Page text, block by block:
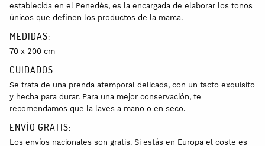
establecida en el Penedés, es la encargada de elaborar los tonos
únicos que definen los productos de la marca.
MEDIDAS:
70 x 200 cm
CUIDADOS:
Se trata de una prenda atemporal delicada, con un tacto exquisito
y hecha para durar. Para una mejor conservación, te
recomendamos que la laves a mano o en seco.
ENVÍO GRATIS:
Los envíos nacionales son gratis. Si estás en Europa el coste es